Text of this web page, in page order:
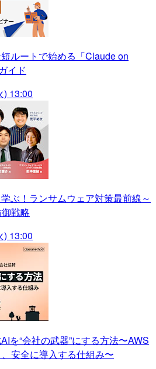
ルートで始める「Claude on
イド
) 13:00
ぶ！ランサムウェア対策最前線～
戦略
) 13:00
を“会社の武器”にする方法〜AWS
安全に導入する仕組み〜